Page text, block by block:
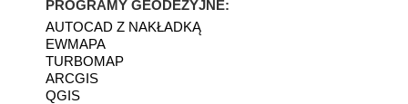
PROGRAMY GEODEZYJNE:
AUTOCAD Z NAKŁADKĄ
EWMAPA
TURBOMAP
ARCGIS
QGIS